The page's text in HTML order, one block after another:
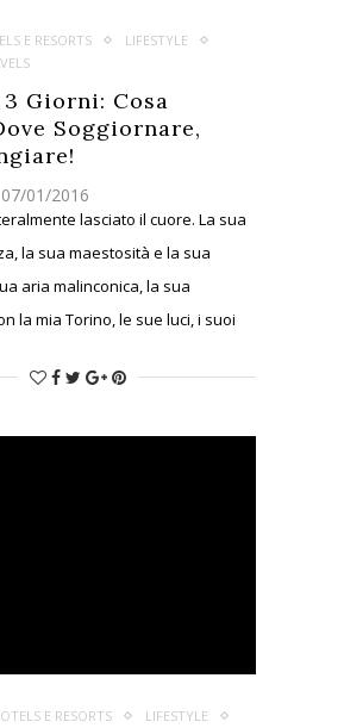
E RESORTS
LIFESTYLE
Giorni: Cosa
Soggiornare,
07/01/2016
lasciato il cuore. La sua
la sua maestosità e la sua
aria malinconica, la sua
la mia Torino, le sue luci, i suoi
di lei…
E RESORTS
LIFESTYLE